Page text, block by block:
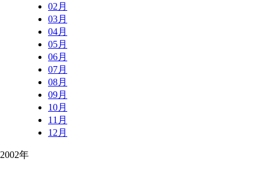
02月
03月
04月
05月
06月
07月
08月
09月
10月
11月
12月
2002年